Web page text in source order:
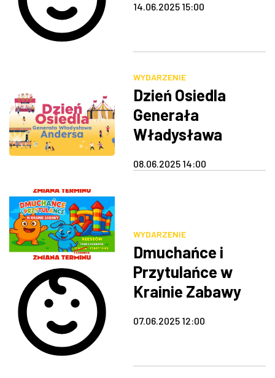
14.06.2025 15:00
WYDARZENIE
Dzień Osiedla
Generała
Władysława
08.06.2025 14:00
WYDARZENIE
Dmuchańce i
Przytulańce w
Krainie Zabawy
07.06.2025 12:00